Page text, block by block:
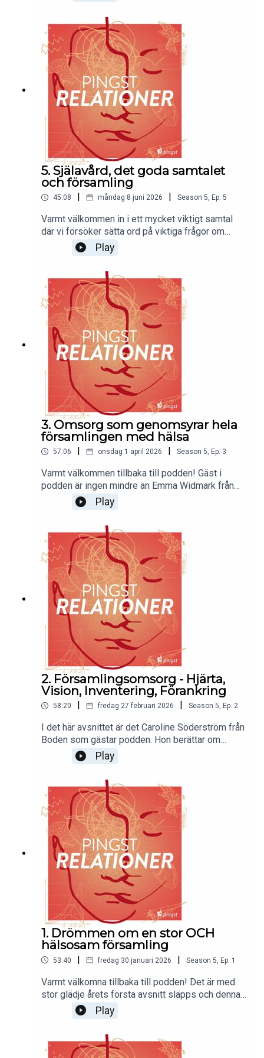
graviditet och hela vägen genom livets alla toppar
och dalar. Vi pratar om församlingens potential,
om skillnad det kan göra att finnas där för den
enskilde på riktigt och om omsorgshjärtat som
leder till praktisk handling. Välkommen med!
5. Själavård, det goda samtalet
och församling
45:08 måndag 8 juni 2026 Season 5, Ep. 5
Varmt välkommen in i ett mycket viktigt samtal
där vi försöker sätta ord på viktiga frågor om
själavård. Vad är egentligen själavård? Vad är
skillnaden mellan själavård och terapi? Vad kan
man prata om hos en själavårdare? Varför är det
viktigt? Vilken skillnad kan ett samtal egentligen
göra? Vad finns det för fördelar med att vara del
av ett själavårdsnätverk? Välkommen in i samtalet
med Kicki Vågström, nationell
själavårdskoordinator i Pingst.
Play
3. Omsorg som genomsyrar hela
församlingen med hälsa
57:06 onsdag 1 april 2026 Season 5, Ep. 3
Varmt välkommen tillbaka till podden! Gäst i
podden är ingen mindre än Emma Widmark från
Bet:L Skövde. Vi pratar själavård,
församlingsomsorg, det goda samtalet och hur
man egentligen går tillväga om man vill starta ett
omsorgsarbete i sin församling. Välkommen med.
Play
2. Församlingsomsorg - Hjärta,
Vision, Inventering, Förankring
58:20 fredag 27 februari 2026 Season 5, Ep. 2
I det här avsnittet är det Caroline Söderström från
Boden som gästar podden. Hon berättar om
drömmen att bygga en församling där omsorg
genomsyrar allt. Det blir mycket hjärta och många
praktiska verktyg. Välkommen med!
Play
1. Drömmen om en stor OCH
hälsosam församling
53:40 | fredag 30 januari 2026 | Season 5 Ep. 1
Varmt välkomna tillbaka till podden! Det är med
stor glädje årets första avsnitt släpps och denna
gång är det Erik Wennerberg som gästar podden.
Välkommen in i den nya serien som helt och hållet
arbete.
Play